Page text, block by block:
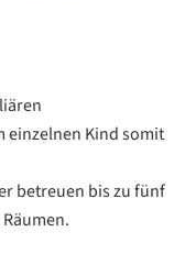
einzelnen Kind somit
betreuen bis zu fünf